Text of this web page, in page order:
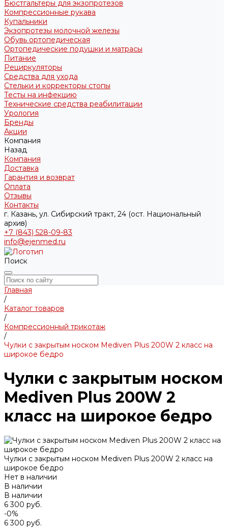
Бюстгальтеры для экзопротезов
Компрессионные рукава
Купальники
Экзопротезы молочной железы
Обувь ортопедическая
Ортопедические подушки и матрасы
Питание
Рециркуляторы
Средства для ухода
Стельки и корректоры стопы
Тесты на инфекцию
Технические средства реабилитации
Урология
Бренды
Акции
Компания
Назад
Компания
Доставка
Гарантия и возврат
Оплата
Отзывы
Контакты
г. Казань, ул. Сибирский тракт, 24 (ост. Национальный
архив)
+7 (843) 528-09-83
info@ejenmed.ru
Поиск
Главная
/
Каталог товаров
/
Компрессионный трикотаж
/
Чулки с закрытым носком Mediven Plus 200W 2 класс на
широкое бедро
Чулки с закрытым носком
Mediven Plus 200W 2
класс на широкое бедро
Чулки с закрытым носком Mediven Plus 200W 2 класс на
широкое бедро
Нет в наличии
В наличии
В наличии
6 300 руб.
-0%
6 300 руб.